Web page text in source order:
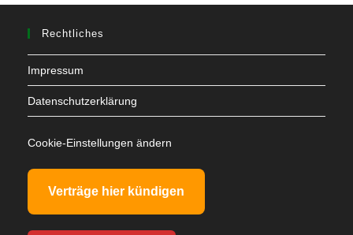
Rechtliches
Impressum
Datenschutzerklärung
Cookie-Einstellungen ändern
Verträge hier kündigen